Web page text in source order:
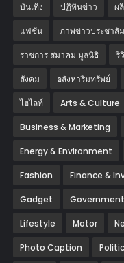
บันเทิง ปฏิทินข่าว ผ
แฟชั่น ภาพข่าวประชาสั
ราชการ สมาคม มูลนิธิ รี
สังคม อสังหาริมทรัพย์
ไฮไลท์ Arts & Culture
Business & Marketing
Energy & Environment
Fashion Finance &
Gadget Government
Lifestyle Motor
Photo Caption